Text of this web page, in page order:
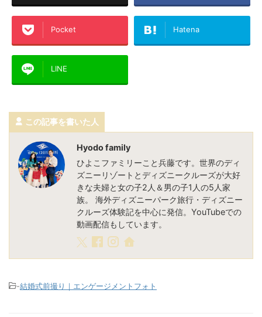
Pocket Hatena
LINE
この記事を書いた人
Hyodo family
ひよこファミリーこと兵藤です。世界のディ
ズニーリゾートとディズニークルーズが大好
きな夫婦と女の子2人＆男の子1人の5人家
族。 海外ディズニーパーク旅行・ディズニー
クルーズ体験記を中心に発信。YouTubeでの
動画配信もしています。
-結婚式前撮り｜エンゲージメントフォト